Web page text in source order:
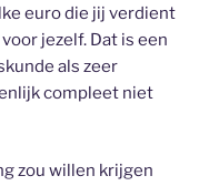
euro die jij verdient
jezelf. Dat is een
als zeer
compleet niet
zou willen krijgen